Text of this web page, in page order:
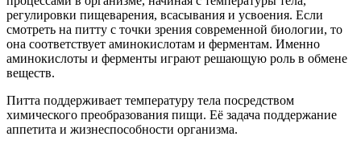
регулировки пищеварения, всасывания и усвоения. Если
смотреть на питту с точки зрения современной биологии, то
она соответствует аминокислотам и ферментам. Именно
аминокислоты и ферменты играют решающую роль в обмене
веществ.
Питта поддерживает температуру тела посредством
химического преобразования пищи. Её задача поддержание
аппетита и жизнеспособности организма.